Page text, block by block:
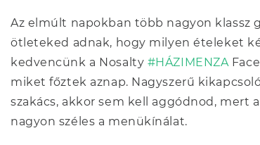
Az elmúlt napokban több nagyon klassz
ötleteked adnak, hogy milyen ételeket
kedvencünk a Nosalty #HÁZIMENZA
miket főztek aznap. Nagyszerű
szakács, akkor sem kell aggódnod, mert
nagyon széles a menükínálat.